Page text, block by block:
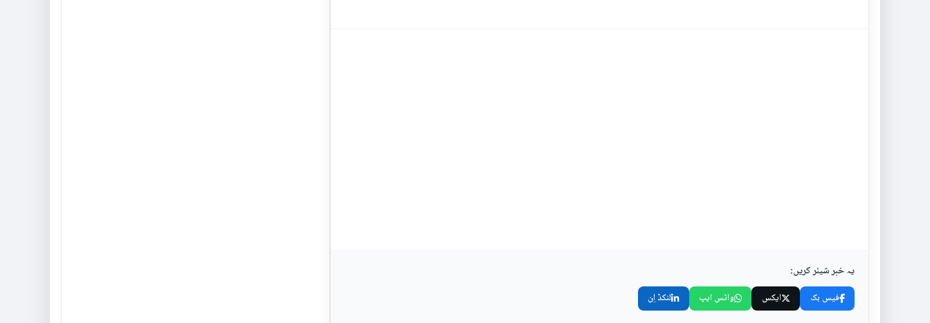
یہ خبر شیئر کریں:
فیس بک ایکس واٹس ایپ لنکڈ اِن